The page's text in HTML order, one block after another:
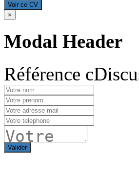
Voir ce CV
×
Modal Header
Référence
Valider